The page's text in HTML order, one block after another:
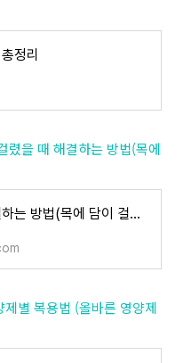
정리
렸을 때 해결하는 방법(목에
담 걸렸을 때 해결하는 방법(목에 담이 걸렸을 때)
별 복용법 (올바른 영양제